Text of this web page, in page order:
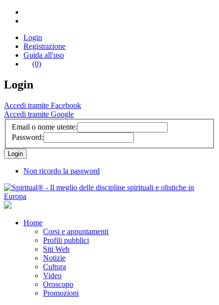
Login
Registrazione
Guida all'uso
(0)
Login
Accedi tramite Facebook
Accedi tramite Google
Email o nome utente:
Password:
Non ricordo la password
Home
Corsi e appuntamenti
Profili pubblici
Siti Web
Notizie
Cultura
Video
Oroscopo
Promozioni